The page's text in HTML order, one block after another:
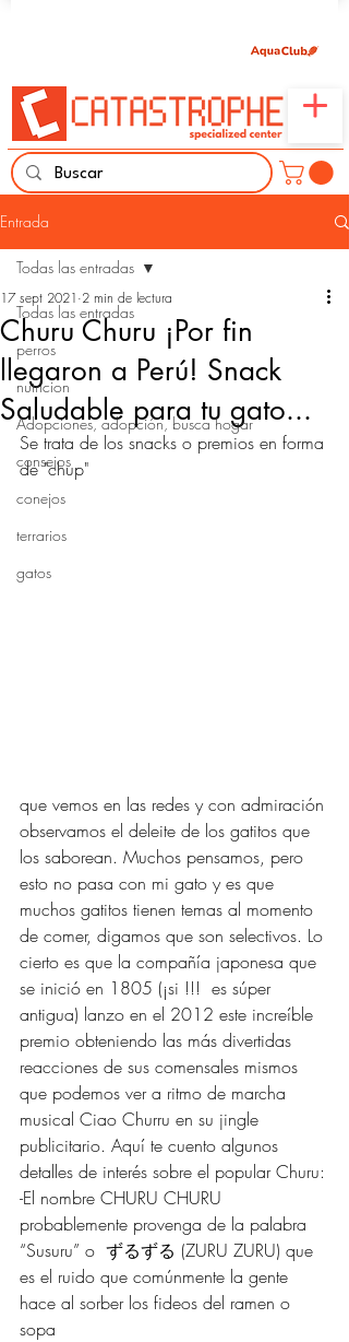
Entrada
Todas las entradas
perros
nutricion
Adopciones, adopción, busca hogar
consejos
conejos
terrarios
gatos
Todas las entradas
Churu Churu ¡Por fin
llegaron a Perú! Snack
Saludable para tu gato...
17 sept 2021 2 min de lectura
Se trata de los snacks o premios en forma
de "chup"
que vemos en las redes y con admiración
observamos el deleite de los gatitos que
los saborean. Muchos pensamos, pero
esto no pasa con mi gato y es que
muchos gatitos tienen temas al momento
de comer, digamos que son selectivos. Lo
cierto es que la compañía japonesa que
se inició en 1805 (¡si !!!  es súper
antigua) lanzo en el 2012 este increíble
premio obteniendo las más divertidas
reacciones de sus comensales mismos
que podemos ver a ritmo de marcha
musical Ciao Churru en su jingle
publicitario. Aquí te cuento algunos
detalles de interés sobre el popular Churu:
-El nombre CHURU CHURU
probablemente provenga de la palabra
“Susuru” o  ずるずる (ZURU ZURU) que
es el ruido que comúnmente la gente
hace al sorber los fideos del ramen o
sopa